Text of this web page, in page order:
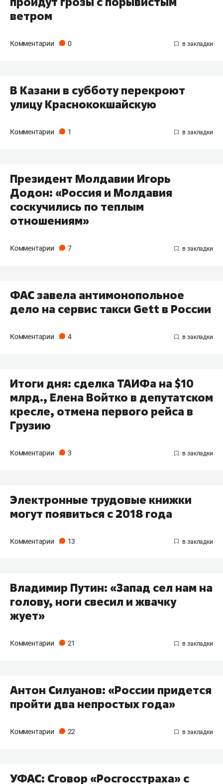
ветром
Комментарии 0
В Казани в субботу перекроют
улицу Краснококшайскую
Комментарии 1
Президент Молдавии Игорь
Додон: «Россия и Молдавия
соскучились по теплым
отношениям»
Комментарии 7
ФАС завела антимонопольное
дело на сервис такси Gett в России
Комментарии 4
Итоги дня: сделка ТАИФа на $10
млрд., Елена Войтко в депутатском
кресле, отмена первого рейса в
Грузию
Комментарии 3
Электронные трудовые книжки
могут появиться с 2018 года
Комментарии 13
Владимир Путин: «Запад сел нам на
голову, ноги свесил и жвачку
жует»
Комментарии 21
Антон Силуанов: «России придется
пройти два непростых года»
Комментарии 22
УФАС: Сговор «Росгосстраха» с